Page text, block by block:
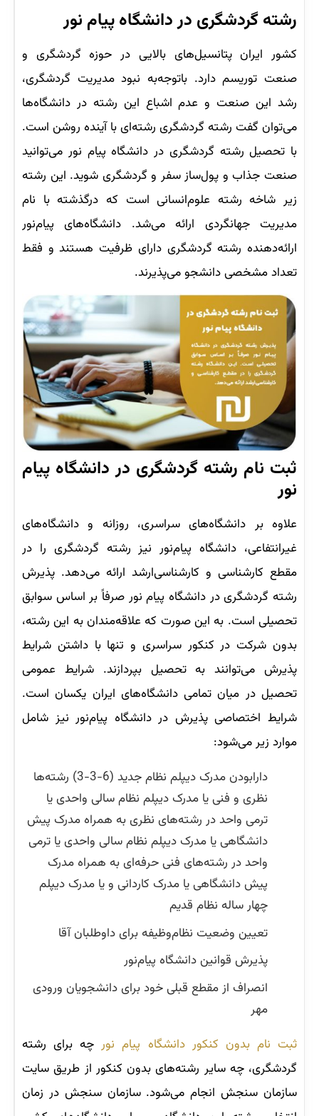
رشته گردشگری در دانشگاه پیام نور
کشور ایران پتانسیل‌های بالایی در حوزه گردشگری و
صنعت توریسم دارد. باتوجه‌به نبود مدیریت گردشگری،
رشد این صنعت و عدم اشباع این رشته در دانشگاه‌ها
می‌توان گفت رشته گردشگری رشته‌ای با آینده روشن است.
با تحصیل رشته گردشگری در دانشگاه پیام نور می‌توانید
صنعت جذاب و پول‌ساز سفر و گردشگری شوید. این رشته
زیر شاخه رشته علوم‌انسانی است که درگذشته با نام
مدیریت جهانگردی ارائه می‌شد. دانشگاه‌های پیام‌نور
ارائه‌دهنده رشته گردشگری دارای ظرفیت هستند و فقط
تعداد مشخصی دانشجو می‌پذیرند.
ثبت نام رشته گردشگری در دانشگاه پیام
نور
علاوه بر دانشگاه‌های سراسری، روزانه و دانشگاه‌های
غیرانتفاعی، دانشگاه پیام‌نور نیز رشته گردشگری را در
مقطع کارشناسی و کارشناسی‌ارشد ارائه می‌دهد. پذیرش
رشته گردشگری در دانشگاه پیام نور صرفاً بر اساس سوابق
تحصیلی است. به این صورت که علاقه‌مندان به این رشته،
بدون شرکت در کنکور سراسری و تنها با داشتن شرایط
پذیرش می‌توانند به تحصیل بپردازند. شرایط عمومی
تحصیل در میان تمامی دانشگاه‌های ایران یکسان است.
شرایط اختصاصی پذیرش در دانشگاه پیام‌نور نیز شامل
موارد زیر می‌شود:
دارابودن مدرک دیپلم نظام جدید (6-3-3) رشته‌ها
نظری و فنی یا مدرک دیپلم نظام سالی واحدی یا
ترمی واحد در رشته‌های نظری به همراه مدرک پیش
دانشگاهی یا مدرک دیپلم نظام سالی واحدی یا ترمی
واحد در رشته‌های فنی حرفه‌ای به همراه مدرک
پیش دانشگاهی یا مدرک کاردانی و یا مدرک دیپلم
چهار ساله نظام قدیم
تعیین وضعیت نظام‌وظیفه برای داوطلبان آقا
پذیرش قوانین دانشگاه پیام‌نور
انصراف از مقطع قبلی خود برای دانشجویان ورودی
مهر
ثبت نام بدون کنکور دانشگاه پیام نورچه برای رشته
گردشگری، چه سایر رشته‌های بدون کنکور از طریق سایت
سازمان سنجش انجام می‌شود. سازمان سنجش در زمان